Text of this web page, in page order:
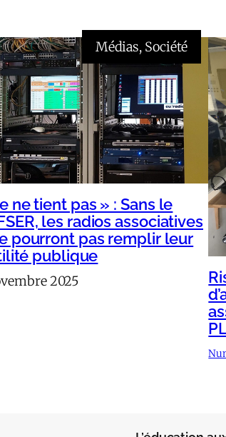
Médias, Société
ne tient pas » : Sans le
les radios associatives
pourront pas remplir leur
publique
2025